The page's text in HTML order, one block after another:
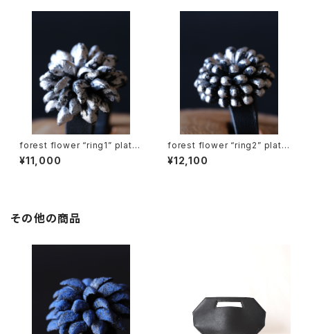
forest flower “ring1” platin
um leaf
¥11,000
forest flower “ring2” platin
um leaf
¥12,100
その他の商品